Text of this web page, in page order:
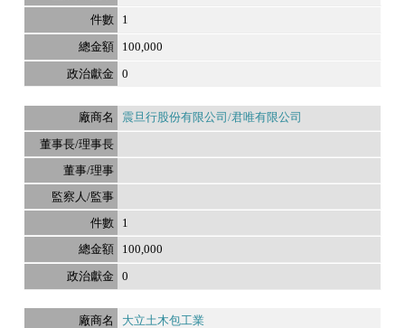
1
100,000
0
震旦行股份有限公司/君唯有限公司
1
100,000
0
大立土木包工業